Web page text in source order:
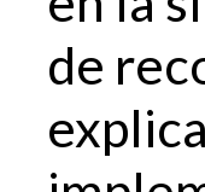
de